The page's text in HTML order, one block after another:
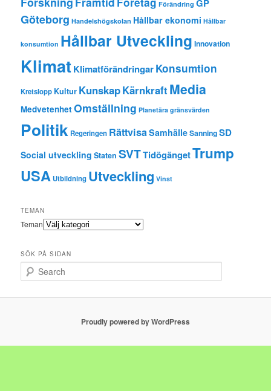
Förändring GP
Göteborg Handelshögskolan Hållbar ekonomi Hållbar
konsumtion Hållbar Utveckling Innovation
KlimatKlimatförändringarKonsumtion
Kretslopp Kultur KunskapKärnkraft Media
MedvetenhetOmställning Planetära gränsvärden
Politik Regeringen RättvisaSamhälleSanningSD
Social utveckling Staten SVTTidögängetTrump
USAUtbildning Utveckling Vinst
TEMAN
Teman
SÖK PÅ SIDAN
Search
Proudly powered by WordPress